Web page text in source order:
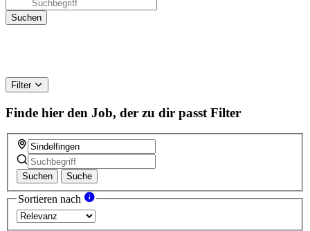
Filter
Finde hier den Job, der zu dir passt Filter
Suchen Suche
Sortieren nach